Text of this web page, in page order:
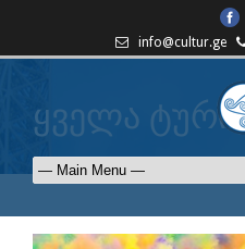
info@cultur.ge
ყველა ტური